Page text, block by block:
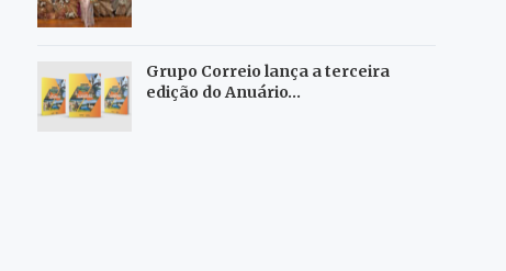
Grupo Correio lança a terceira
edição do Anuário…